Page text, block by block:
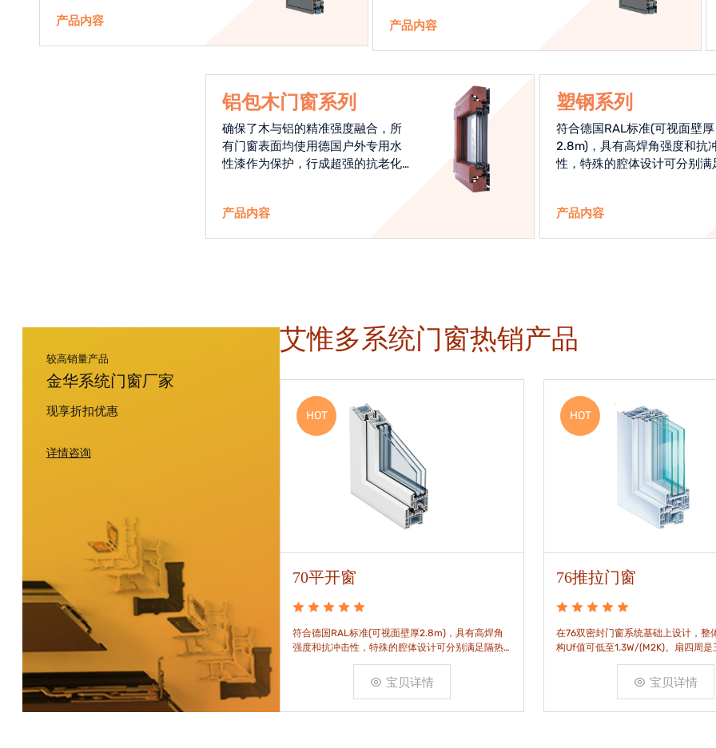
强度，促使窗使用寿命提升5-10
产品内容 产品内容
铝包木门窗系列
确保了木与铝的精准强度融合，所
有门窗表面均使用德国户外专用水
性漆作为保护，行成超强的抗老化
产品内容
塑钢系列
符合德国RAL标准(可视面壁厚
2.8m)，具有高焊角强度和抗
性，特殊的腔体设计可分别满
产品内容
较高销量产品
金华系统门窗厂家
现享折扣优惠
详情咨询
艾惟多系统门窗热销产品
HOT
88平开窗
88平开窗是门窗技术新时代的门窗系统。可实现较
大的阳光进入并获得更多的太阳能，良好的操作及
可靠的功能。保养方便，牢固耐用。
宝贝详情
HOT
70平开窗
符合德国RAL标准(可视面壁厚2.8m)，具有高焊角
强度和抗冲击性，特殊的腔体设计可分别满足隔热
和刚性的要求。
宝贝详情
HOT
76推拉门窗
在76双密封门窗系统基础上设计，整
构Uf值可低至1.3W/(M2K)。扇四周是
构，采用高品质EPDM胶条，实现气
宝贝详情